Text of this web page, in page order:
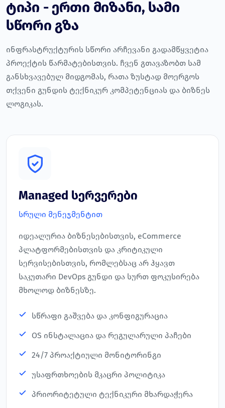
ტიპი - ერთი მიზანი, სამი
სწორი გზა
ინფრასტრუქტურის სწორი არჩევანი გადამწყვეტია
პროექტის წარმატებისთვის. ჩვენ გთავაზობთ სამ
განსხვავებულ მიდგომას, რათა ზუსტად მოერგოს
თქვენი გუნდის ტექნიკურ კომპეტენციას და ბიზნეს
ლოგიკას.
Managed სერვერები
სრული მენეჯმენტით
იდეალურია ბიზნესებისთვის, eCommerce
პლატფორმებისთვის და კრიტიკული
სერვისებისთვის, რომლებსაც არ ჰყავთ
საკუთარი DevOps გუნდი და სურთ ფოკუსირება
მხოლოდ ბიზნესზე.
სწრაფი გაშვება და კონფიგურაცია
OS ინსტალაცია და რეგულარული პაჩები
24/7 პროაქტიული მონიტორინგი
უსაფრთხოების მკაცრი პოლიტიკა
პრიორიტეტული ტექნიკური მხარდაჭერა